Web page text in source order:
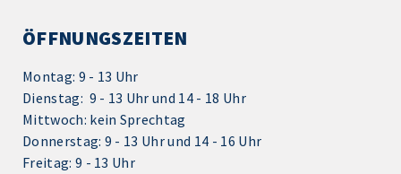
ÖFFNUNGSZEITEN
Montag: 9 - 13 Uhr
Dienstag: 9 - 13 Uhr und 14 - 18 Uhr
Mittwoch: kein Sprechtag
Donnerstag: 9 - 13 Uhr und 14 - 16 Uhr
Freitag: 9 - 13 Uhr